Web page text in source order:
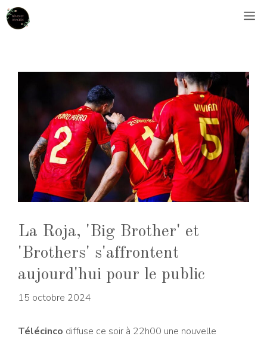
Aller
au
La Roja, 'Big Brother' et
'Brothers' s'affrontent
aujourd'hui pour le public
15 octobre 2024
Télécinco diffuse ce soir à 22h00 une nouvelle